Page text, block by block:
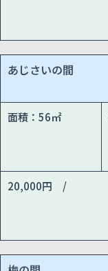
あじさいの間
面積：56㎡
20,000円 /